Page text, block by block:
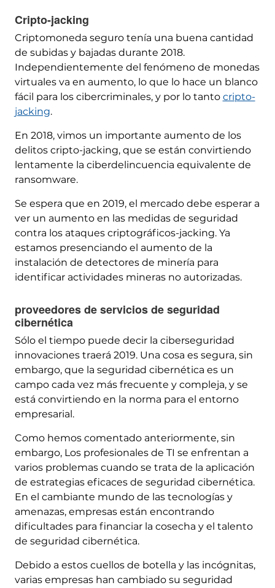
Cripto-jacking
Criptomoneda seguro tenía una buena cantidad
de subidas y bajadas durante 2018.
Independientemente del fenómeno de monedas
virtuales va en aumento, lo que lo hace un blanco
fácil para los cibercriminales, y por lo tanto cripto-
jacking.
En 2018, vimos un importante aumento de los
delitos cripto-jacking, que se están convirtiendo
lentamente la ciberdelincuencia equivalente de
ransomware.
Se espera que en 2019, el mercado debe esperar a
ver un aumento en las medidas de seguridad
contra los ataques criptográficos-jacking. Ya
estamos presenciando el aumento de la
instalación de detectores de minería para
identificar actividades mineras no autorizadas.
proveedores de servicios de seguridad
cibernética
Sólo el tiempo puede decir la ciberseguridad
innovaciones traerá 2019. Una cosa es segura, sin
embargo, que la seguridad cibernética es un
campo cada vez más frecuente y compleja, y se
está convirtiendo en la norma para el entorno
empresarial.
Como hemos comentado anteriormente, sin
embargo, Los profesionales de TI se enfrentan a
varios problemas cuando se trata de la aplicación
de estrategias eficaces de seguridad cibernética.
En el cambiante mundo de las tecnologías y
amenazas, empresas están encontrando
dificultades para financiar la cosecha y el talento
de seguridad cibernética.
Debido a estos cuellos de botella y las incógnitas,
varias empresas han cambiado su seguridad